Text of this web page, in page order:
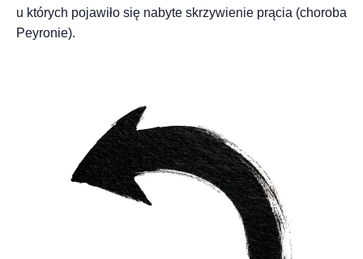
u których pojawiło się nabyte skrzywienie prącia (choroba
Peyronie).